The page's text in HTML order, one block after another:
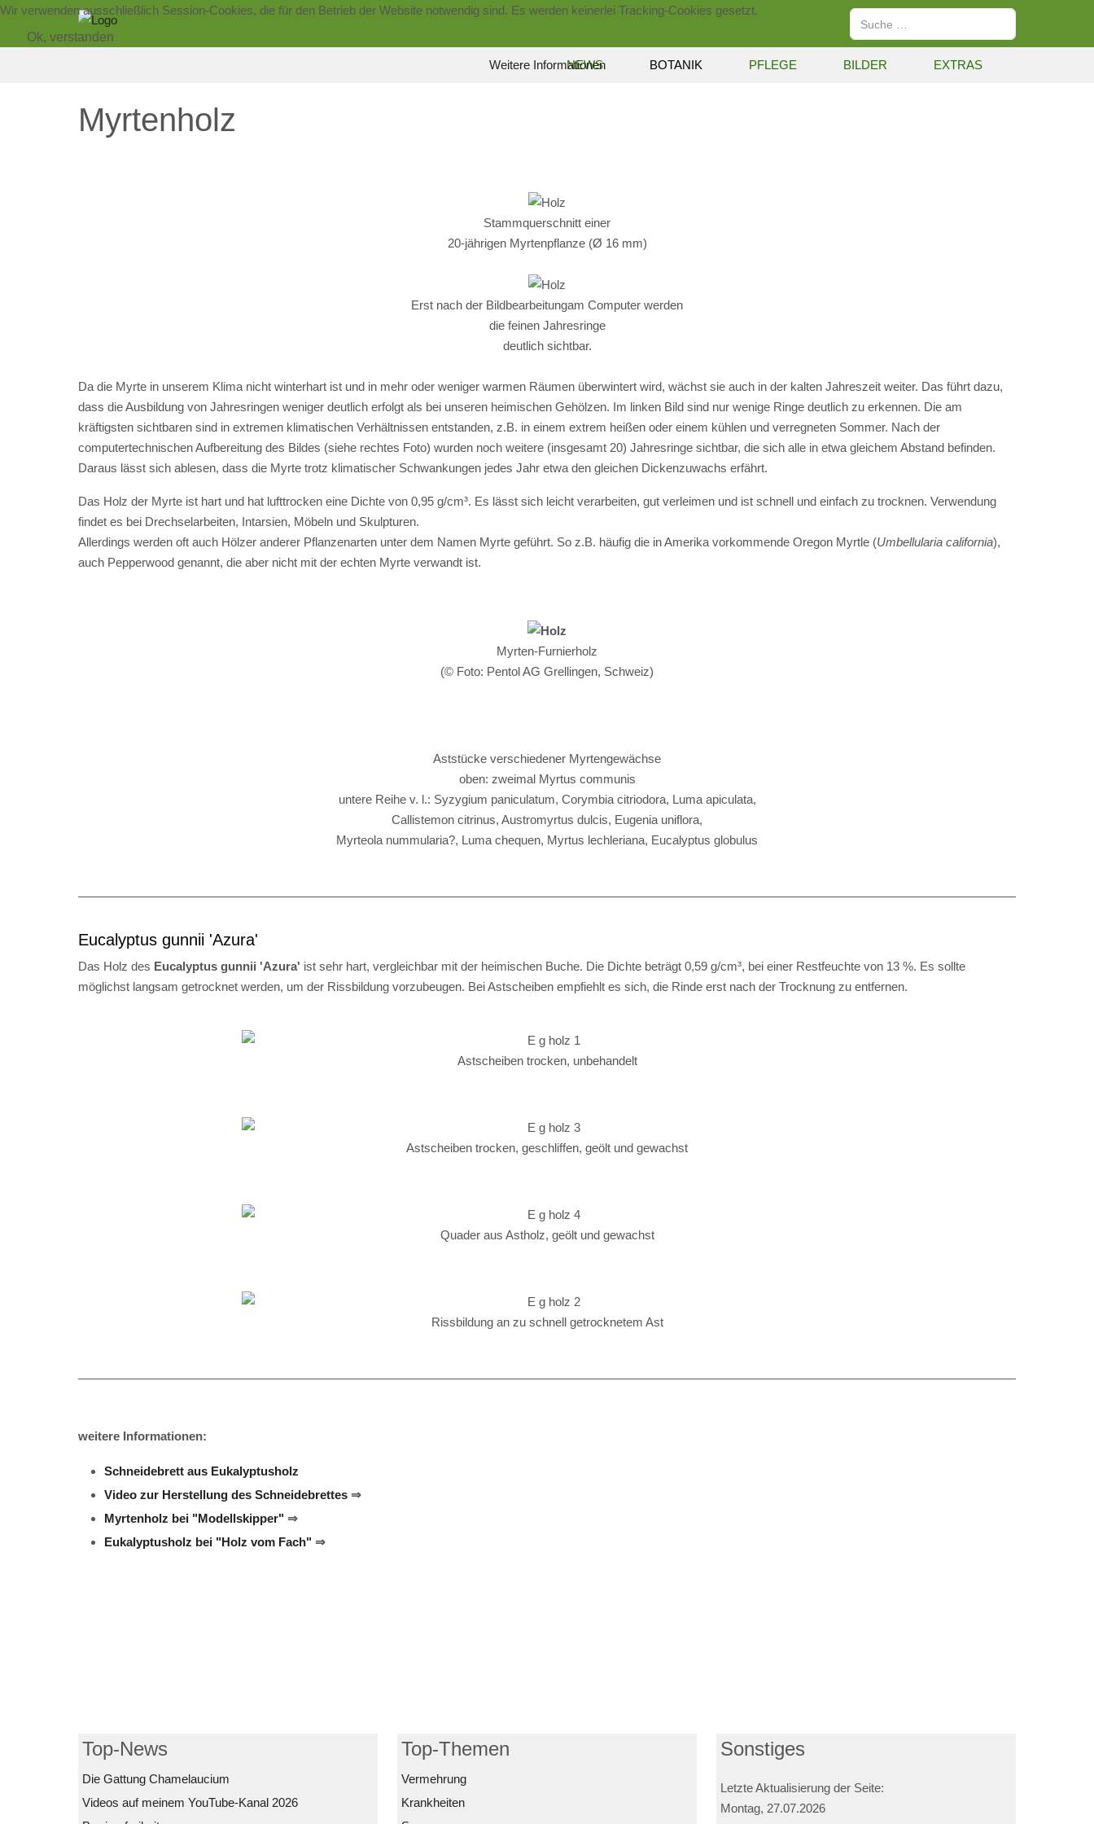
Suchen
NEWS BOTANIK PFLEGE BILDER EXTRAS
Myrtenholz
Stammquerschnitt einer
20-jährigen Myrtenpflanze (Ø 16 mm)
Erst nach der Bildbearbeitungam Computer werden
die feinen Jahresringe
deutlich sichtbar.
Da die Myrte in unserem Klima nicht winterhart ist und in mehr oder weniger warmen Räumen überwintert wird, wächst sie auch in der kalten Jahreszeit weiter. Das führt dazu,
dass die Ausbildung von Jahresringen weniger deutlich erfolgt als bei unseren heimischen Gehölzen. Im linken Bild sind nur wenige Ringe deutlich zu erkennen. Die am
kräftigsten sichtbaren sind in extremen klimatischen Verhältnissen entstanden, z.B. in einem extrem heißen oder einem kühlen und verregneten Sommer. Nach der
computertechnischen Aufbereitung des Bildes (siehe rechtes Foto) wurden noch weitere (insgesamt 20) Jahresringe sichtbar, die sich alle in etwa gleichem Abstand befinden.
Daraus lässt sich ablesen, dass die Myrte trotz klimatischer Schwankungen jedes Jahr etwa den gleichen Dickenzuwachs erfährt.
Das Holz der Myrte ist hart und hat lufttrocken eine Dichte von 0,95 g/cm³. Es lässt sich leicht verarbeiten, gut verleimen und ist schnell und einfach zu trocknen. Verwendung
findet es bei Drechselarbeiten, Intarsien, Möbeln und Skulpturen.
Allerdings werden oft auch Hölzer anderer Pflanzenarten unter dem Namen Myrte geführt. So z.B. häufig die in Amerika vorkommende Oregon Myrtle (Umbellularia california),
auch Pepperwood genannt, die aber nicht mit der echten Myrte verwandt ist.
Myrten-Furnierholz
(© Foto: Pentol AG Grellingen, Schweiz)
Aststücke verschiedener Myrtengewächse
oben: zweimal Myrtus communis
untere Reihe v. l.: Syzygium paniculatum, Corymbia citriodora, Luma apiculata,
Callistemon citrinus, Austromyrtus dulcis, Eugenia uniflora,
Myrteola nummularia?, Luma chequen, Myrtus lechleriana, Eucalyptus globulus
Eucalyptus gunnii 'Azura'
Das Holz des Eucalyptus gunnii 'Azura' ist sehr hart, vergleichbar mit der heimischen Buche. Die Dichte beträgt 0,59 g/cm³, bei einer Restfeuchte von 13 %. Es sollte
möglichst langsam getrocknet werden, um der Rissbildung vorzubeugen. Bei Astscheiben empfiehlt es sich, die Rinde erst nach der Trocknung zu entfernen.
Astscheiben trocken, unbehandelt
Astscheiben trocken, geschliffen, geölt und gewachst
Quader aus Astholz, geölt und gewachst
Rissbildung an zu schnell getrocknetem Ast
weitere Informationen:
Schneidebrett aus Eukalyptusholz
Video zur Herstellung des Schneidebrettes ⇒
Myrtenholz bei "Modellskipper" ⇒
Eukalyptusholz bei "Holz vom Fach" ⇒
Top-News
Die Gattung Chamelaucium
Videos auf meinem YouTube-Kanal 2026
Top-Themen
Vermehrung
Krankheiten
Sonstiges
Letzte Aktualisierung der Seite:
Montag, 27.07.2026
Wir verwenden ausschließlich Session-Cookies, die für den Betrieb der Website notwendig sind. Es werden keinerlei Tracking-Cookies gesetzt.
Ok, verstanden
Weitere Informationen